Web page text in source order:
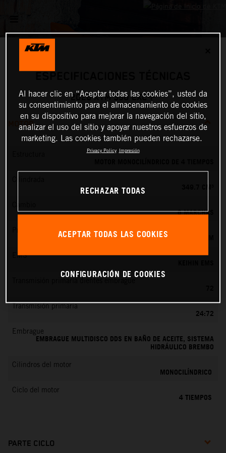
2026 KTM 350 EXC-F
MOTOR
6 MARCHAS
Preparación de la mezcla
KEIHIN EFI, TOBERA DE 42 MM
EMS
Transmisión primaria
24:72
Embrague
EMBRAGUE MULTIDISCO DDS EN BAÑO DE ACEITE, SISTEMA
HIDRÁULICO BREMBO
Cilindros del motor
MONOCILÍNDRICO
Ciclo del motor
4 TIEMPOS
PARTE CICLO
Al hacer clic en “Aceptar todas las cookies”, usted da
su consentimiento para el almacenamiento de cookies
en su dispositivo para mejorar la navegación del sitio,
analizar el uso del sitio y apoyar nuestros esfuerzos de
marketing. Las cookies también pueden rechazarse.
Privacy Policy Impresión
RECHAZAR TODAS
ACEPTAR TODAS LAS COOKIES
CONFIGURACIÓN DE COOKIES